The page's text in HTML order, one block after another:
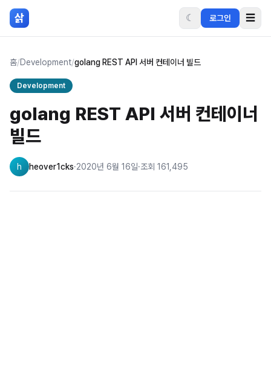
본문 바로가기
삵 ☾ 로그인 ☰
홈/Development/golang REST API 서버 컨테이너 빌드
Development
golang REST API 서버 컨테이너
빌드
h heover1cks·2020년 6월 16일·조회 161,495